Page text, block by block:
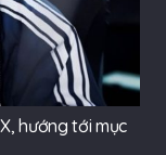
hướng tới mục